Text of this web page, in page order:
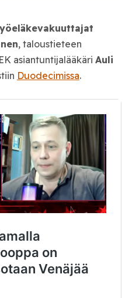
, taloustieteen
asiantuntijalääkäri Auli
Duodecimissa.